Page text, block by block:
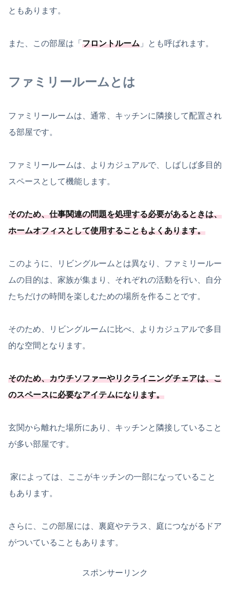
ともあります。
また、この部屋は「 フロントルーム 」とも呼ばれます。
ファミリールームとは
ファミリールームは、通常、キッチンに隣接して配置され
る部屋です。
ファミリールームは、よりカジュアルで、しばしば多目的
スペースとして機能します。
そのため、仕事関連の問題を処理する必要があるときは、
ホームオフィスとして使用することもよくあります。
このように、リビングルームとは異なり、ファミリールー
ムの目的は、家族が集まり、それぞれの活動を行い、自分
たちだけの時間を楽しむための場所を作ることです。
そのため、リビングルームに比べ、よりカジュアルで多目
的な空間となります。
そのため、カウチソファーやリクライニングチェアは、こ
のスペースに必要なアイテムになります。
玄関から離れた場所にあり、キッチンと隣接していること
が多い部屋です。
家によっては、ここがキッチンの一部になっていること
もあります。
さらに、この部屋には、裏庭やテラス、庭につながるドア
がついていることもあります。
スポンサーリンク